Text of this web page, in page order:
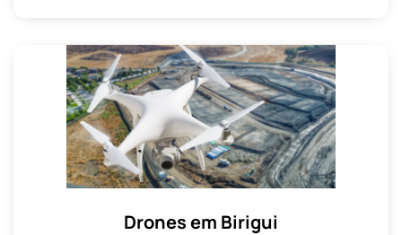
Drones em Birigui